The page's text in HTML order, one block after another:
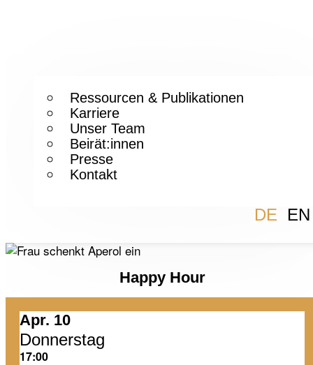
Ressourcen & Publikationen
Karriere
Unser Team
Beirät:innen
Presse
Kontakt
EN
DE
Happy Hour
Apr. 10
Donnerstag
17:00